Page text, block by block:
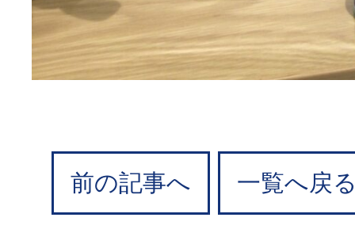
前の記事へ 一覧へ戻